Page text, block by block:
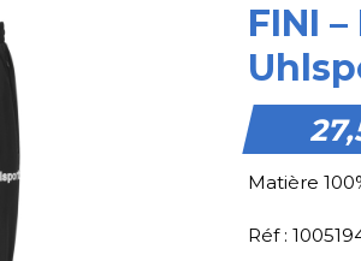
FINI
Matière
Réf :